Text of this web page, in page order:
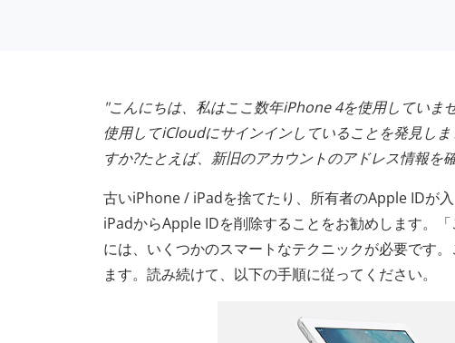
"こんにちは、私はここ数年iPhone 4を使用してい
使用してiCloudにサインインしていることを発見し
すか?たとえば、新旧のアカウントのアドレス情報を
古いiPhone / iPadを捨てたり、所有者のApple IDが
iPadからApple IDを削除することをお勧めします。
には、いくつかのスマートなテクニックが必要です
ます。読み続けて、以下の手順に従ってください。